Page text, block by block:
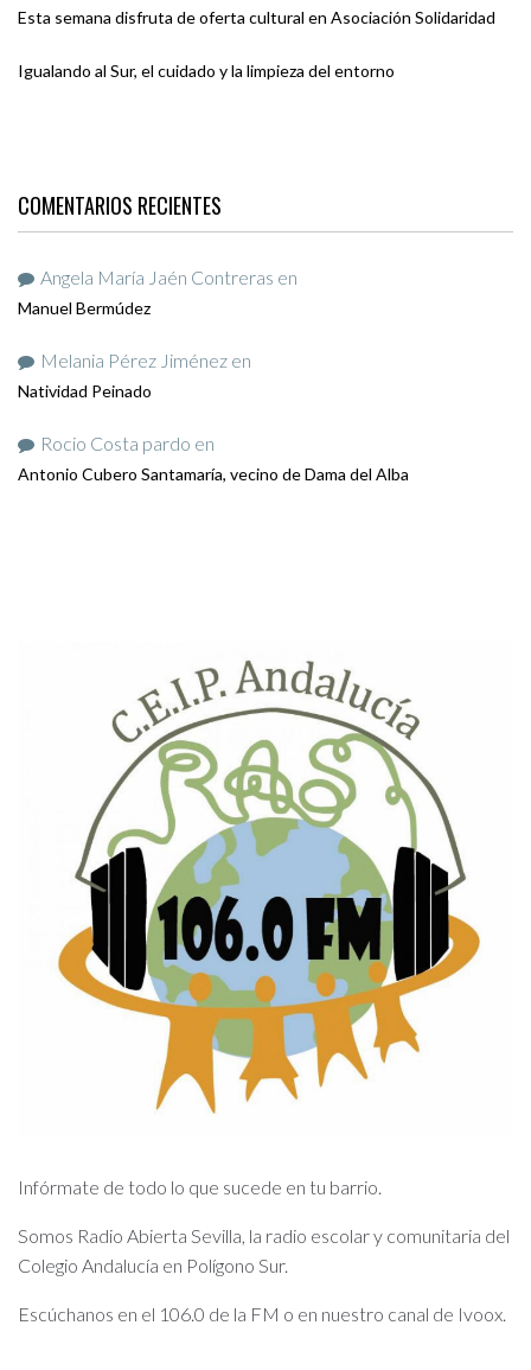
Esta semana disfruta de oferta cultural en Asociación Solidaridad
Igualando al Sur, el cuidado y la limpieza del entorno
COMENTARIOS RECIENTES
Angela María Jaén Contreras en
Manuel Bermúdez
Melania Pérez Jiménez en
Natividad Peinado
Rocio Costa pardo en
Antonio Cubero Santamaría, vecino de Dama del Alba
Infórmate de todo lo que sucede en tu barrio.
Somos Radio Abierta Sevilla, la radio escolar y comunitaria del
Colegio Andalucía en Polígono Sur.
Escúchanos en el 106.0 de la FM o en nuestro canal de Ivoox.